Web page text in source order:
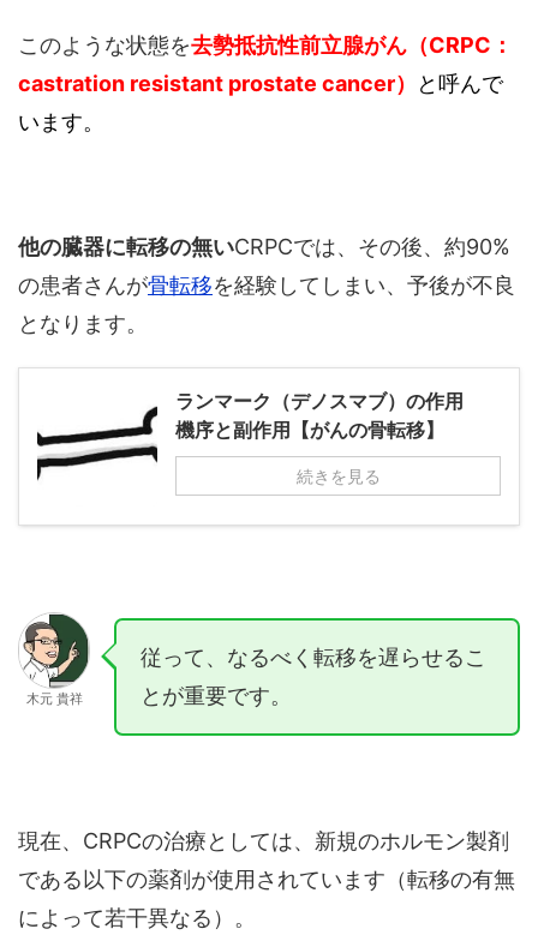
このような状態を去勢抵抗性前立腺がん（CRPC：
castration resistant prostate cancer）
と呼んで
います。
他の臓器に転移の無いCRPCでは、その後、約90%
の患者さんが骨転移を経験してしまい、予後が不良
となります。
ランマーク（デノスマブ）の作用
機序と副作用【がんの骨転移】
続きを見る
木元 貴祥
従って、なるべく転移を遅らせるこ
とが重要です。
現在、CRPCの治療としては、新規のホルモン製剤
である以下の薬剤が使用されています（転移の有無
によって若干異なる）。